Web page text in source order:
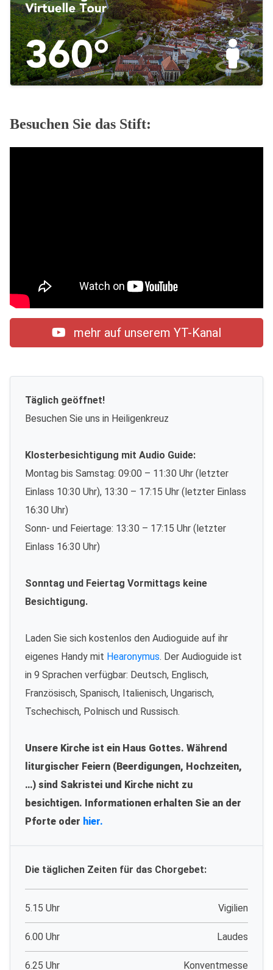
Besuchen Sie das Stift:
mehr auf unserem YT-Kanal
Täglich geöffnet!
Besuchen Sie uns in Heiligenkreuz
Klosterbesichtigung mit Audio Guide:
Montag bis Samstag: 09:00 – 11:30 Uhr (letzter
Einlass 10:30 Uhr), 13:30 – 17:15 Uhr (letzter Einlass
16:30 Uhr)
Sonn- und Feiertage: 13:30 – 17:15 Uhr (letzter
Einlass 16:30 Uhr)
Sonntag und Feiertag Vormittags keine
Besichtigung.
Laden Sie sich kostenlos den Audioguide auf ihr
eigenes Handy mit Hearonymus. Der Audioguide ist
in 9 Sprachen verfügbar: Deutsch, Englisch,
Französisch, Spanisch, Italienisch, Ungarisch,
Tschechisch, Polnisch und Russisch.
Unsere Kirche ist ein Haus Gottes. Während
liturgischer Feiern (Beerdigungen, Hochzeiten,
…) sind Sakristei und Kirche nicht zu
besichtigen. Informationen erhalten Sie an der
Pforte oder hier.
Die täglichen Zeiten für das Chorgebet:
5.15 Uhr Vigilien
6.00 Uhr Laudes
6.25 Uhr Konventmesse